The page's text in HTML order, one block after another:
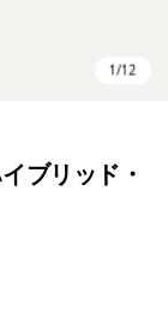
ブリッド・